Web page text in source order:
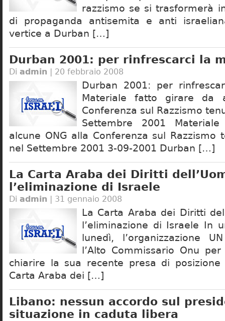
razzismo se si trasformerà
di propaganda antisemita e anti
vertice a Durban […]
Durban 2001: per rinfrescarci la
Di admin | 20 febbraio 2008
Durban 2001: per
Materiale fatto girare da
Conferenza sul Razzismo
Settembre 2001
alcune ONG alla Conferenza sul Razzismo
nel Settembre 2001 3-09-2001 Durban […]
La Carta Araba dei Diritti
l’eliminazione di Israele
Di admin | 31 gennaio 2008
La Carta Araba dei Diritti
l’eliminazione di Israele In
lunedì, l’organizzazione
l’Alto Commissario Onu
chiarire la sua recente presa di
Carta Araba dei […]
Libano: nessun accordo sul
situazione in caduta libera